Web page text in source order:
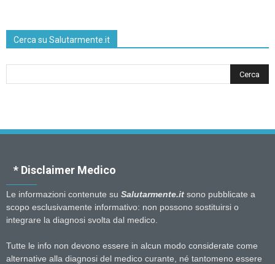
Cerca su Salutarmente.it
* Disclaimer Medico
Le informazioni contenute su Salutarmente.it sono pubblicate a
scopo esclusivamente informativo: non possono sostituirsi o
integrare la diagnosi svolta dal medico.
Tutte le info non devono essere in alcun modo considerate come
alternative alla diagnosi del medico curante, né tantomeno essere